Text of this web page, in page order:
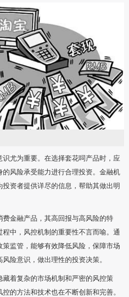
尤为重要。在选择套花呞产品时，应
风险承受能力进行合理投资。金融机
资者提供详尽的信息，帮助其做出明
金融产品，其高回报与高风险的特
中，风控机制的重要性不言而喻。通
监管，能够有效降低风险，保障市场
险意识，做出理性的投资决策。
着复杂的市场机制和严密的风控策
的方法和技术也在不断创新和完善。